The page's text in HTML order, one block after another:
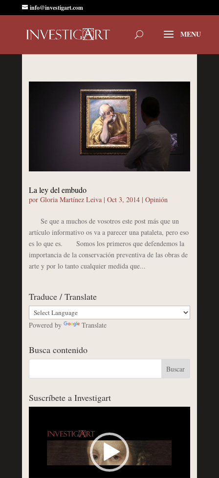
info@investigart.com
La ley del embudo
por Gloria Martínez Leiva| Oct 3, 2014| Opinión
Se que a muchos de vosotros este post más que un
artículo informativo os va a parecer una pataleta, pero eso
es lo que es. Somos los primeros que defendemos la
importancia de la conservación preventiva de las obras de
arte y por lo tanto cualquier medida que...
Traduce / Translate
Powered by Translate
Busca contenido
Suscríbete a Investigart